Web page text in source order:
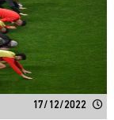
17/12/2022